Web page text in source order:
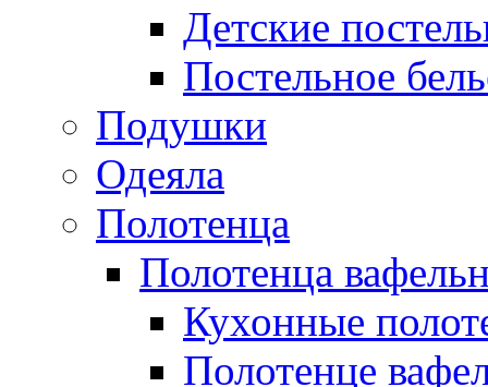
Детские
Постельное
Подушки
Одеяла
Полотенца
Полотенца
Кухонные
Полотенце